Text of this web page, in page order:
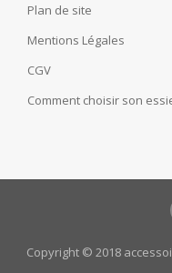
Plan de site
Mentions Légales
CGV
Comment choisir son
Copyright © 2018